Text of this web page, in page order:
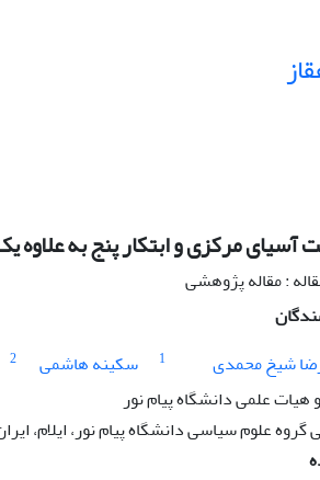
آسیای مرکزی و ابتکار پنج به علاوه
: مقاله پژوهشی
شیخ محمدی
1 سکینه هاشمی
2
علمی دانشگاه پیام نور
گروه علوم سیاسی دانشگاه پیام ‏نور، ایلام،